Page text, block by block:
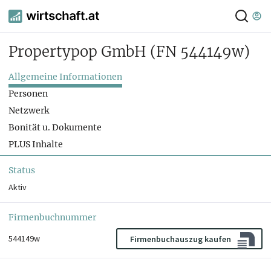
Propertypop GmbH (FN 544149w)
Allgemeine Informationen
Personen
Netzwerk
Bonität u. Dokumente
PLUS Inhalte
Status
Aktiv
Firmenbuchnummer
544149w
Firmenbuchauszug kaufen